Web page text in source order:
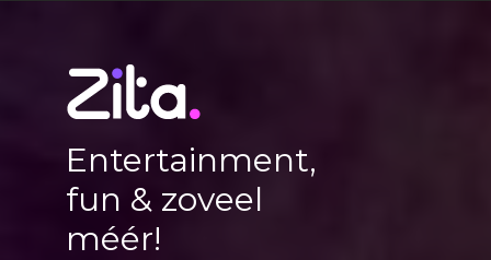
Entertainment,
fun & zoveel
méér!